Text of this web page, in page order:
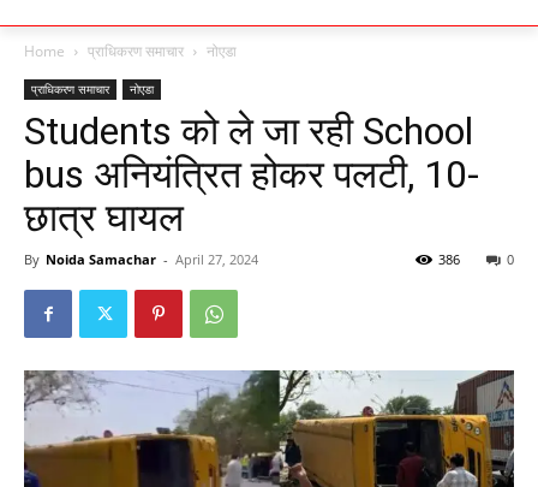
Home प्राधिकरण समाचार नोएडा
प्राधिकरण समाचार नोएडा
Students को ले जा रही School
bus अनियंत्रित होकर पलटी, 10-
छात्र घायल
By Noida Samachar - April 27, 2024 0
386